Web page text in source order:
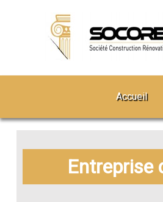
Accueil
Entreprise